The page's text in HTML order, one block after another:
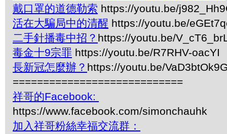
戴口罩的道德勒索 https://youtu.be/
活在大騙局中的清醒 https://youtu.be/
二手針播毒中招？ https://youtu.be/
毒金十9宗罪 https://youtu.be/R7RHV-oacYI
長新冠怎麼辦？ https://youtu.be/
============================
祥哥的Facebook:
https://www.facebook.com/simonchauhk
加入祥哥粉絲幸福交流群：